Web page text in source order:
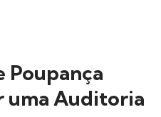
Poupança
uma Auditoria